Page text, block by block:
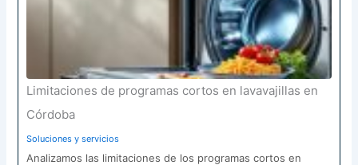
Limitaciones de programas cortos en lavavajillas en
Córdoba
Soluciones y servicios
Analizamos las limitaciones de los programas cortos en